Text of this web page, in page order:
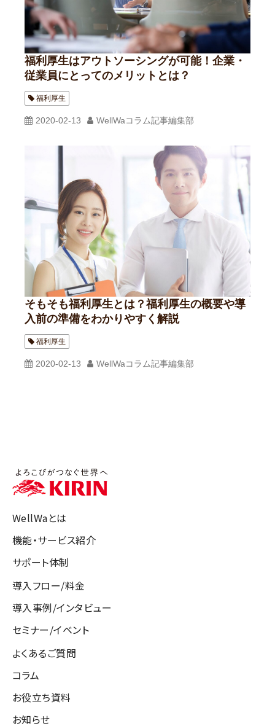
福利厚生はアウトソーシングが可能！企業・
従業員にとってのメリットとは？
福利厚生
2020-02-13 WellWaコラム記事編集部
そもそも福利厚生とは？福利厚生の概要や導
入前の準備をわかりやすく解説
福利厚生
2020-02-13 WellWaコラム記事編集部
WellWaとは
機能・サービス紹介
サポート体制
導入フロー/料金
導入事例/インタビュー
セミナー/イベント
よくあるご質問
コラム
お役立ち資料
お知らせ